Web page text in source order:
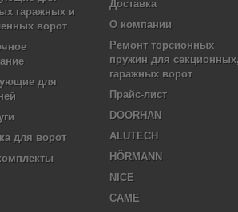
гаражных и
ворот
для
для ворот
Доставка
О компании
Ремонт торсионных
пружин для секционных,
гаражных ворот
Прайс-лист
DOORHAN
ALUTECH
HÖRMANN
NICE
CAME